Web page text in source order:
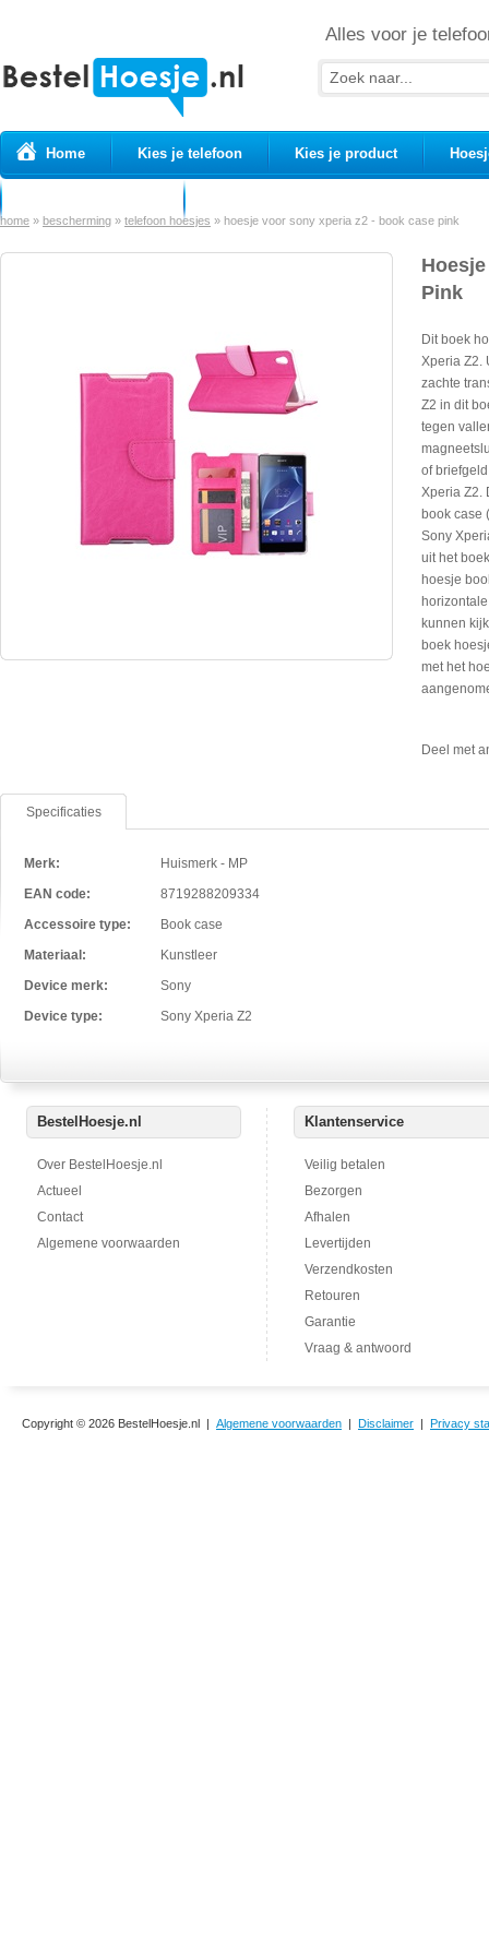
Alles voor je
Home Kies je telefoon Kies je product
home » bescherming » telefoon hoesjes » hoesje voor sony xperia z2 - book case pink
Pink
Dit boek
Xperia Z2.
zachte
Z2 in dit
tegen
of
Xperia Z2.
book case
Sony
uit het
hoesje
kunnen
boek
met het
Deel met
Specificaties
Merk:
Huismerk - MP
EAN code:
8719288209334
Accessoire type:
Book case
Materiaal:
Kunstleer
Device merk:
Sony
Device type:
Sony Xperia Z2
BestelHoesje.nl
Over BestelHoesje.nl
Actueel
Contact
Algemene voorwaarden
Klantenservice
Veilig betalen
Bezorgen
Afhalen
Levertijden
Verzendkosten
Retouren
Garantie
Vraag & antwoord
Copyright © 2026 BestelHoesje.nl | Algemene voorwaarden | Disclaimer | Privacy